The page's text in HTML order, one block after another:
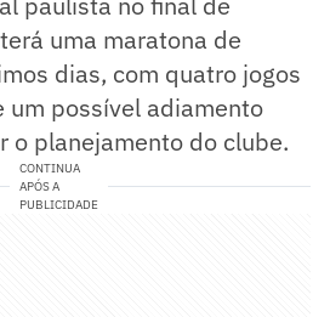
uma maratona de
dias, com quatro jogos
um possível adiamento
o planejamento do clube.
CONTINUA
APÓS A
PUBLICIDADE